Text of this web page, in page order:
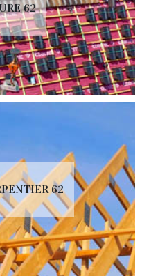
62
62